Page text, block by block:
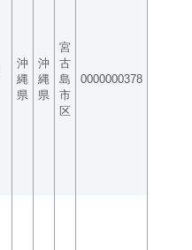
沖
縄
県
沖
縄
県
宮
古
島
市
区
0000000378